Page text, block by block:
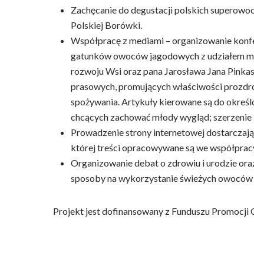
Zachęcanie do degustacji polskich
Polskiej Borówki.
Współpracę z mediami – organizowanie
gatunków owoców jagodowych z udziałem
rozwoju Wsi oraz pana Jarosława Jana
prasowych, promujących właściwości
spożywania. Artykuły kierowane są do
chcących zachować młody wygląd;
Prowadzenie strony internetowej
której treści opracowywane są we
Organizowanie debat o zdrowiu i urodzie
sposoby na wykorzystanie świeżych
Projekt jest dofinansowany z Funduszu Promocji